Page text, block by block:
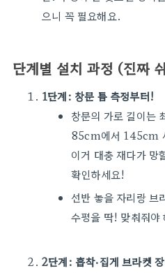
으니 꼭 필요해요.
단계별 설치 과정 (진짜
1단계: 창문 틈 측정부터!
창문의 가로 길이는
85cm에서 145cm
이거 대충 재다가 망
확인하세요!
선반 놓을 자리랑 브
수평을 딱! 맞춰줘야
2단계: 흡착·집게 브라켓